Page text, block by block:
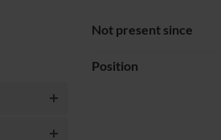
Not present since
Position